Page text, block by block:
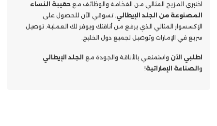
اختبري المزيج المثالي من الفخامة والوظائف مع حقيبة النساء
المصنوعة من الجلد الإيطالي. تسوقي الآن للحصول على
الإكسسوار المثالي الذي يرفع من أناقتك ويوفر لك العملية. توصيل
سريع في الإمارات وتوصيل لجميع دول الخليج.
اطلبي الآن واستمتعي بالأناقة والجودة مع
الجلد الإيطالي
و الصناعة الإماراتية!